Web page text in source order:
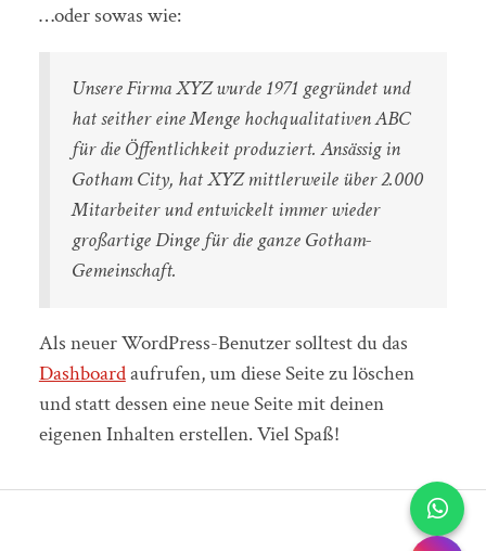
…oder sowas wie:
Unsere Firma XYZ wurde 1971 gegründet und
hat seither eine Menge hochqualitativen ABC
für die Öffentlichkeit produziert. Ansässig in
Gotham City, hat XYZ mittlerweile über 2.000
Mitarbeiter und entwickelt immer wieder
großartige Dinge für die ganze Gotham-
Gemeinschaft.
Als neuer WordPress-Benutzer solltest du das
Dashboardaufrufen, um diese Seite zu löschen
und statt dessen eine neue Seite mit deinen
eigenen Inhalten erstellen. Viel Spaß!